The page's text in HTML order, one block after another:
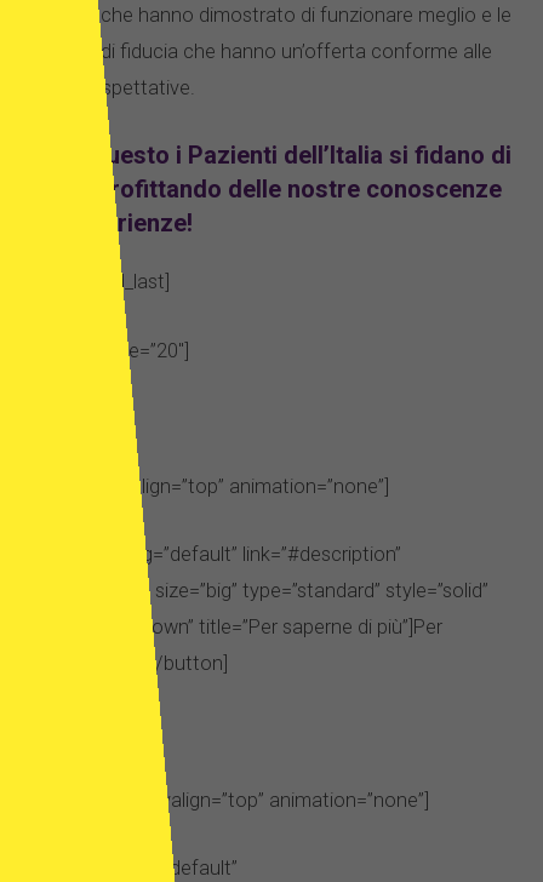
cliniche che hanno dimostrato di funzionare meglio e le
cliniche di fiducia che hanno un’offerta conforme alle
vostre aspettative.
È per questo i Pazienti dell’Italia si fidano di
noi approfittando delle nostre conoscenze
ed esperienze!
[/two_third_last]
[space value=”20″]
[one_third valign=”top” animation=”none”]
[button linking=”default” link=”#description”
align=”center” size=”big” type=”standard” style=”solid”
icon=”arrow-down” title=”Per saperne di più”]Per
saperne di più[/button]
[two_third_last valign=”top” animation=”none”]
[button linking=”default”